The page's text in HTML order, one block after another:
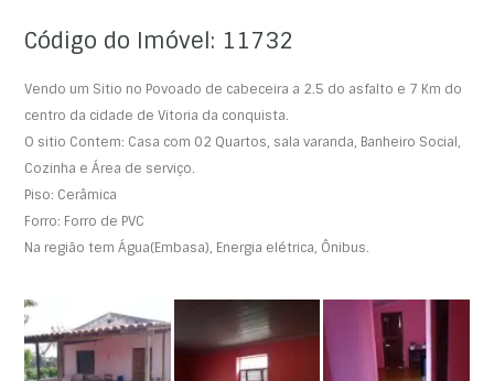
Código do Imóvel: 11732
Vendo um Sitio no Povoado de cabeceira a 2.5 do asfalto e 7 Km do
centro da cidade de Vitoria da conquista.
O sitio Contem: Casa com 02 Quartos, sala varanda, Banheiro Social,
Cozinha e Área de serviço.
Piso: Cerâmica
Forro: Forro de PVC
Na região tem Água(Embasa), Energia elétrica, Ônibus.